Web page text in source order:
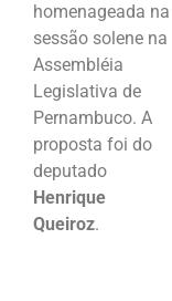
homenageada na
sessão solene na
Assembléia
Legislativa de
Pernambuco. A
proposta foi do
deputado
Henrique
Queiroz.